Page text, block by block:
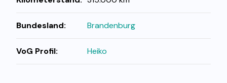
Bundesland: Brandenburg
VoG Profil: Heiko